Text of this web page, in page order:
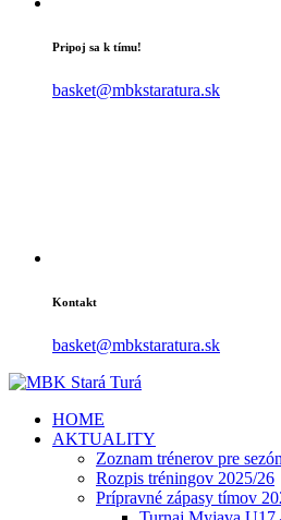
Pripoj sa k tímu!
basket@mbkstaratura.sk
Kontakt
basket@mbkstaratura.sk
HOME
AKTUALITY
Zoznam trénerov pre
Rozpis tréningov 2025/26
Prípravné zápasy tímov